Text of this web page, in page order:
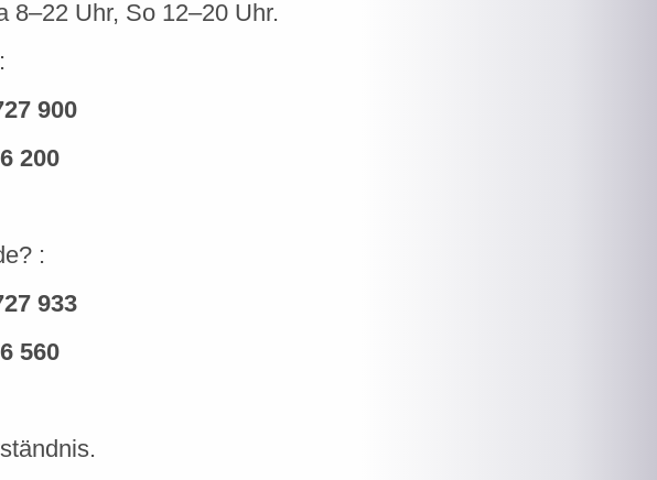
8–22 Uhr, So 12–20 Uhr.
900
200
:
933
560